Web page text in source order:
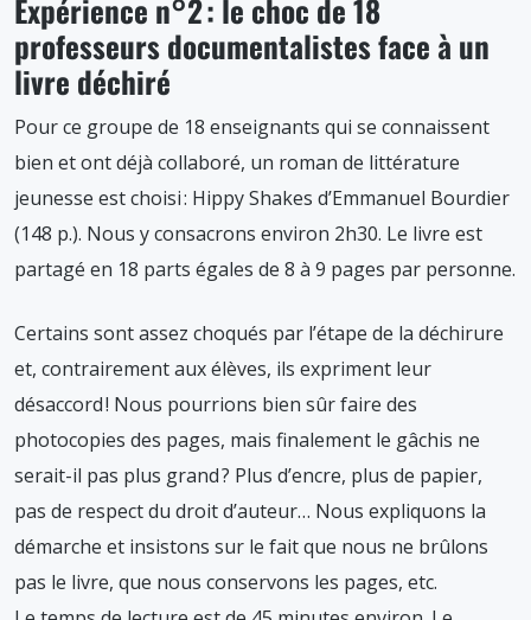
Expérience n°2 : le choc de 18
professeurs documentalistes face à un
livre déchiré
Pour ce groupe de 18 enseignants qui se connaissent
bien et ont déjà collaboré, un roman de littérature
jeunesse est choisi : Hippy Shakes d’Emmanuel Bourdier
(148 p.). Nous y consacrons environ 2h30. Le livre est
partagé en 18 parts égales de 8 à 9 pages par personne.
Certains sont assez choqués par l’étape de la déchirure
et, contrairement aux élèves, ils expriment leur
désaccord ! Nous pourrions bien sûr faire des
photocopies des pages, mais finalement le gâchis ne
serait-il pas plus grand ? Plus d’encre, plus de papier,
pas de respect du droit d’auteur… Nous expliquons la
démarche et insistons sur le fait que nous ne brûlons
pas le livre, que nous conservons les pages, etc.